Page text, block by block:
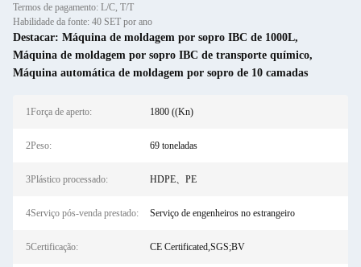
Termos de pagamento: L/C, T/T
Habilidade da fonte: 40 SET por ano
Destacar: Máquina de moldagem por sopro IBC de 1000L,
Máquina de moldagem por sopro IBC de transporte químico,
Máquina automática de moldagem por sopro de 10 camadas
1Força de aperto: 1800 ((Kn)
2Peso: 69 toneladas
3Plástico processado: HDPE、PE
4Serviço pós-venda prestado: Serviço de engenheiros no estrangeiro
5Certificação: CE Certificated,SGS;BV